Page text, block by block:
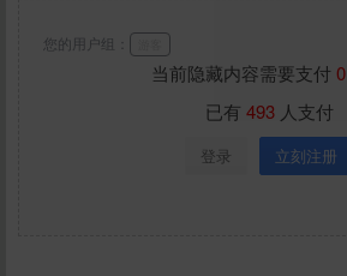
当前隐藏内容需要支付 0
已有 493人支付
登录 立刻注册
您的用户组：